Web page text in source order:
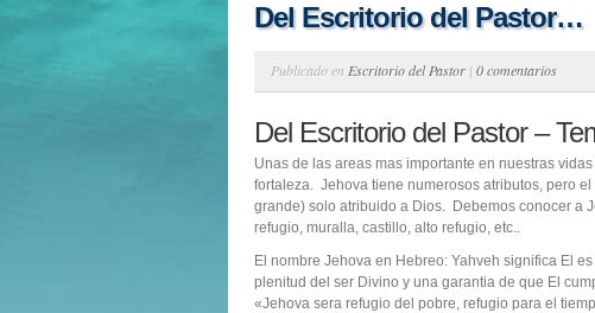
Del Escritorio del Pastor…
Publicado en Escritorio del Pastor | 0 comentarios
Del Escritorio del Pastor –
Unas de las areas mas importante en nuestras
fortaleza. Jehova tiene numerosos atributos, pero
grande) solo atribuido a Dios. Debemos conocer a
refugio, muralla, castillo, alto refugio, etc..
El nombre Jehova en Hebreo: Yahveh significa El
plenitud del ser Divino y una garantia de que El
«Jehova sera refugio del pobre, refugio para el